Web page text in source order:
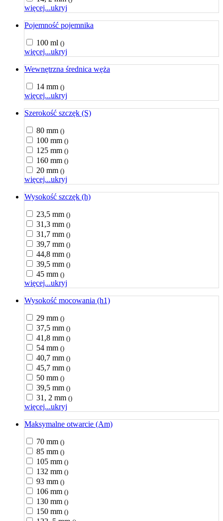
więcej...ukryj
Pojemność pojemnika
100 ml ()
więcej...ukryj
Wewnętrzna średnica węża
14 mm ()
więcej...ukryj
Szerokość szczęk (S)
80 mm ()
100 mm ()
125 mm ()
160 mm ()
20 mm ()
więcej...ukryj
Wysokość szczęk (h)
23,5 mm ()
31,3 mm ()
31,7 mm ()
39,7 mm ()
44,8 mm ()
39,5 mm ()
45 mm ()
więcej...ukryj
Wysokość mocowania (h1)
29 mm ()
37,5 mm ()
41,8 mm ()
54 mm ()
40,7 mm ()
45,7 mm ()
50 mm ()
39,5 mm ()
31, 2 mm ()
więcej...ukryj
Maksymalne otwarcie (Am)
70 mm ()
85 mm ()
105 mm ()
132 mm ()
93 mm ()
106 mm ()
130 mm ()
150 mm ()